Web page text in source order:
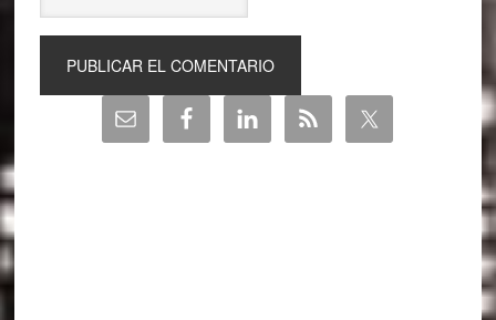
Barra
lateral